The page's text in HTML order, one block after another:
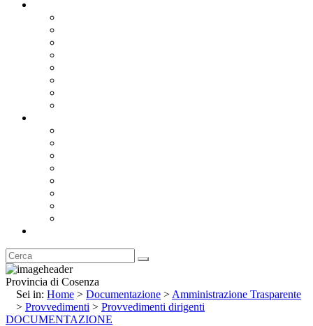
Provincia di Cosenza
Sei in: Home > Documentazione > Amministrazione Trasparente
> Provvedimenti > Provvedimenti dirigenti
DOCUMENTAZIONE